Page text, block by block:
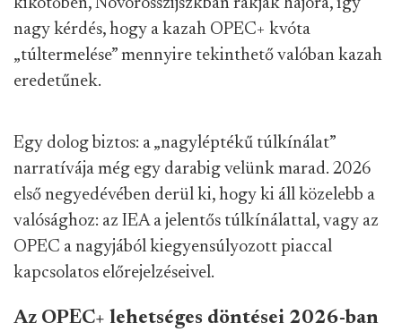
kikötőben, Novorosszijszkban rakják hajóra, így
nagy kérdés, hogy a kazah OPEC+ kvóta
„túltermelése” mennyire tekinthető valóban kazah
eredetűnek.
Egy dolog biztos: a „nagyléptékű túlkínálat”
narratívája még egy darabig velünk marad. 2026
első negyedévében derül ki, hogy ki áll közelebb a
valósághoz: az IEA a jelentős túlkínálattal, vagy az
OPEC a nagyjából kiegyensúlyozott piaccal
kapcsolatos előrejelzéseivel.
Az OPEC+ lehetséges döntései 2026-ban